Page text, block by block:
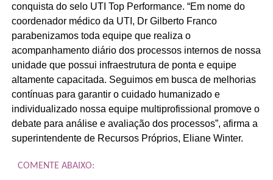
conquista do selo UTI Top Performance. “Em nome do
coordenador médico da UTI, Dr Gilberto Franco
parabenizamos toda equipe que realiza o
acompanhamento diário dos processos internos de nossa
unidade que possui infraestrutura de ponta e equipe
altamente capacitada. Seguimos em busca de melhorias
contínuas para garantir o cuidado humanizado e
individualizado nossa equipe multiprofissional promove o
debate para análise e avaliação dos processos”, afirma a
superintendente de Recursos Próprios, Eliane Winter.
COMENTE ABAIXO: